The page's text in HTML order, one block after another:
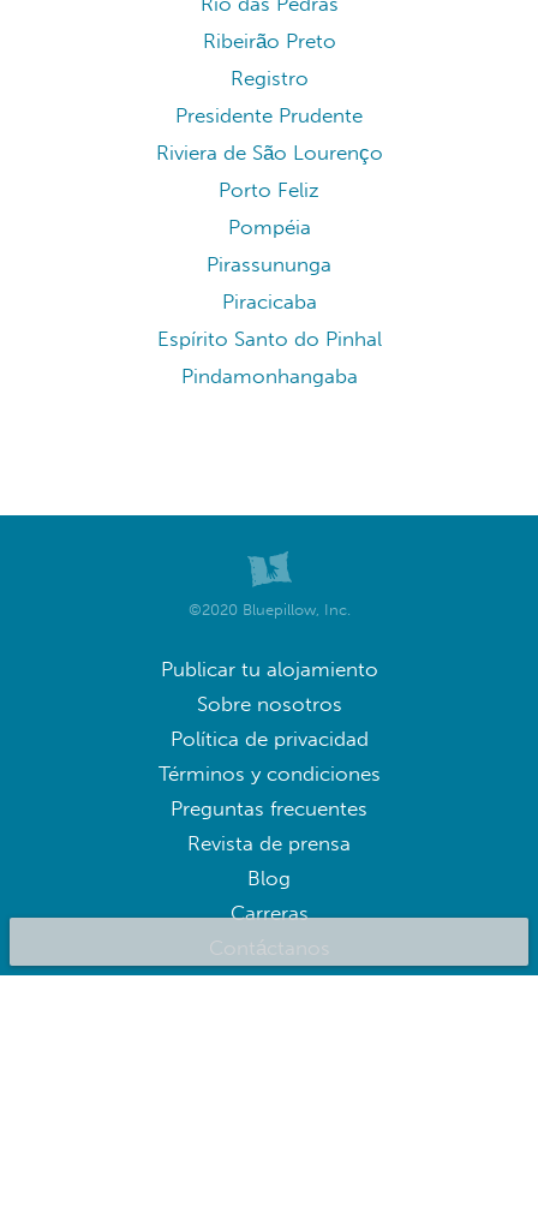
Ribeirão Preto
Registro
Presidente Prudente
Riviera de São Lourenço
Porto Feliz
Pompéia
Pirassununga
Piracicaba
Espírito Santo do Pinhal
Pindamonhangaba
©2020 Bluepillow, Inc.
Publicar tu alojamiento
Sobre nosotros
Política de privacidad
Términos y condiciones
Preguntas frecuentes
Revista de prensa
Blog
Carreras
Contáctanos
BluepillowAI